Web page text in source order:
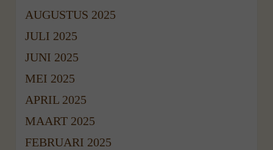
AUGUSTUS 2025
JULI 2025
JUNI 2025
MEI 2025
APRIL 2025
MAART 2025
FEBRUARI 2025